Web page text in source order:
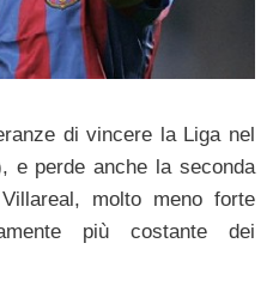
di vincere la Liga nel
e perde anche la seconda
molto meno forte
più costante dei